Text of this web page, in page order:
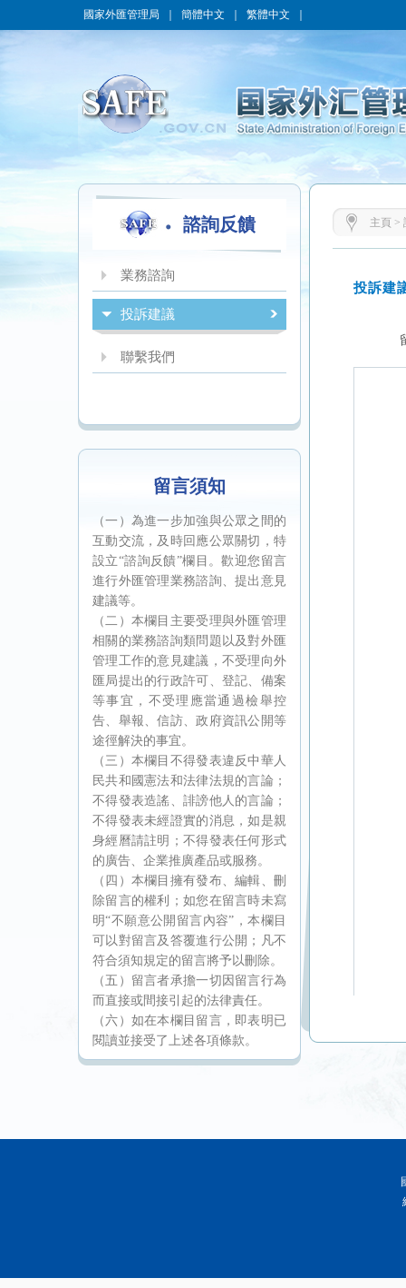
國家外匯管理局 簡體中文 繁體中文
諮詢反饋
業務諮詢
投訴建議
聯繫我們
留言須知
（一）為進一步加強與公眾之間的
互動交流，及時回應公眾關切，特
設立“諮詢反饋”欄目。歡迎您留言
進行外匯管理業務諮詢、提出意見
建議等。
（二）本欄目主要受理與外匯管理
相關的業務諮詢類問題以及對外匯
管理工作的意見建議，不受理向外
匯局提出的行政許可、登記、備案
等事宜，不受理應當通過檢舉控
告、舉報、信訪、政府資訊公開等
途徑解決的事宜。
（三）本欄目不得發表違反中華人
民共和國憲法和法律法規的言論；
不得發表造謠、誹謗他人的言論；
不得發表未經證實的消息，如是親
身經曆請註明；不得發表任何形式
的廣告、企業推廣產品或服務。
（四）本欄目擁有發布、編輯、刪
除留言的權利；如您在留言時未寫
明“不願意公開留言內容”，本欄目
可以對留言及答覆進行公開；凡不
符合須知規定的留言將予以刪除。
（五）留言者承擔一切因留言行為
而直接或間接引起的法律責任。
（六）如在本欄目留言，即表明已
閱讀並接受了上述各項條款。
主頁 >